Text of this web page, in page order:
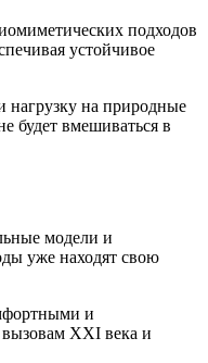
подходов
устойчивое
нагрузку на природные
будет вмешиваться в
модели и
уже находят свою
и
XXI века и